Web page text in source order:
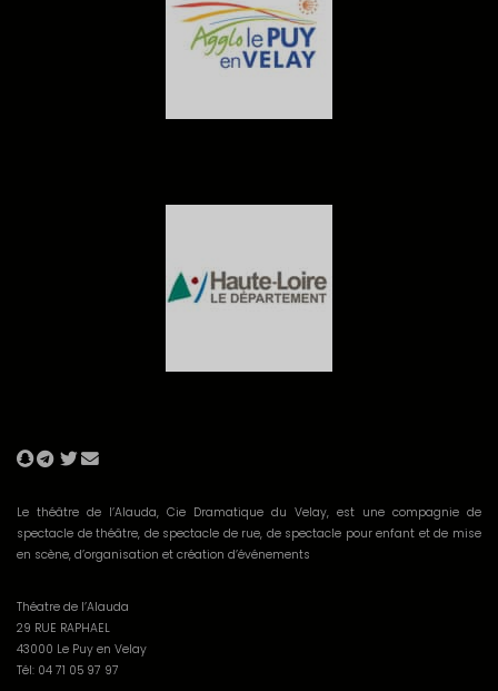
Le théâtre de l’Alauda, Cie Dramatique du Velay, est une compagnie de
spectacle de théâtre, de spectacle de rue, de spectacle pour enfant et de mise
en scène, d’organisation et création d’événements
Théatre de l’Alauda
29 RUE RAPHAEL
43000 Le Puy en Velay
Tél: 04 71 05 97 97